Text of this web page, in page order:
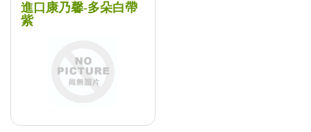
進口康乃馨-多朵白帶
紫